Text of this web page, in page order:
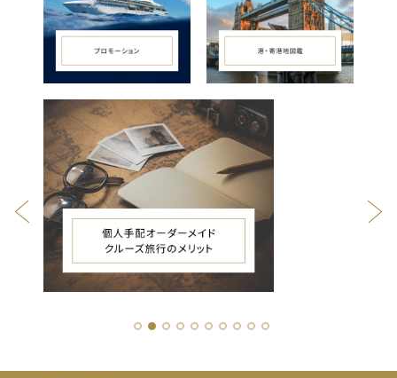
1 2 3 4 5 6 7 8 9 10